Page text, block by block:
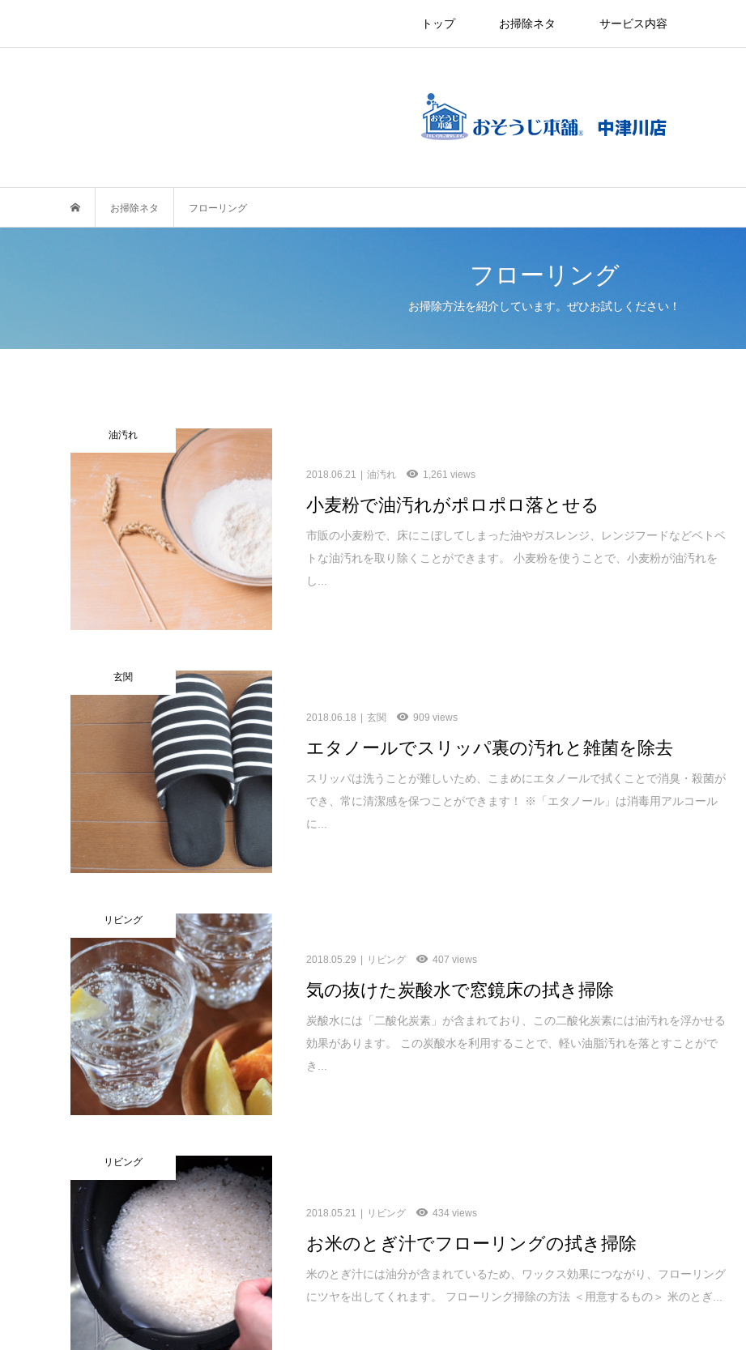
トップ お掃除ネタ サービス内容
お掃除ネタ フローリング
フローリング
お掃除方法を紹介しています。ぜひお試しください！
油汚れ
2018.06.21 油汚れ 1,261 views
小麦粉で油汚れがポロポロ落とせる
市販の小麦粉で、床にこぼしてしまった油やガスレンジ、レンジフードなどベトベ
トな油汚れを取り除くことができます。 小麦粉を使うことで、小麦粉が油汚れを
し...
玄関
2018.06.18 玄関 909 views
エタノールでスリッパ裏の汚れと雑菌を除去
スリッパは洗うことが難しいため、こまめにエタノールで拭くことで消臭・殺菌が
でき、常に清潔感を保つことができます！ ※「エタノール」は消毒用アルコール
に...
リビング
2018.05.29 リビング 407 views
気の抜けた炭酸水で窓鏡床の拭き掃除
炭酸水には「二酸化炭素」が含まれており、この二酸化炭素には油汚れを浮かせる
効果があります。 この炭酸水を利用することで、軽い油脂汚れを落とすことがで
き...
リビング
2018.05.21 リビング 434 views
お米のとぎ汁でフローリングの拭き掃除
米のとぎ汁には油分が含まれているため、ワックス効果につながり、フローリング
にツヤを出してくれます。 フローリング掃除の方法 ＜用意するもの＞ 米のとぎ...